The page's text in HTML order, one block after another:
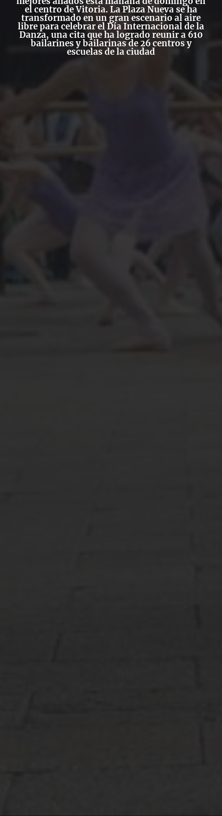
el centro de Vitoria. La Plaza Nueva se ha
transformado en un gran escenario al aire
libre para celebrar el Día Internacional de la
Danza, una cita que ha logrado reunir a 610
bailarines y bailarinas de 26 centros y
escuelasde la ciudad